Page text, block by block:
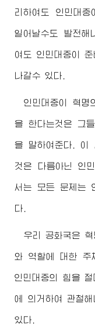
리하여도 인민대
일어날수도 발전해
여도 인민대중이
나갈수 있다.
인민대중이 혁명
을 한다는것은 그
을 말하여준다. 이
것은 다름아닌 인
서는 모든 문제는
다.
우리 공화국은 혁
와 역할에 대한 주
인민대중의 힘을
에 의거하여 관철
있다.